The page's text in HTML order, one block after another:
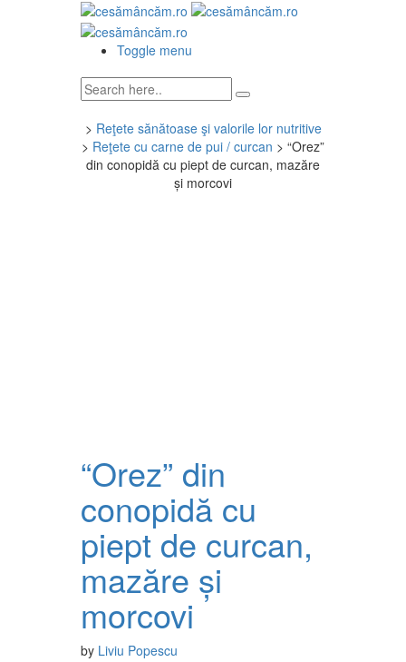
Toggle menu
> Reţete sănătoase şi valorile lor nutritive
> Reţete cu carne de pui / curcan > “Orez”
din conopidă cu piept de curcan, mazăre
și morcovi
“Orez” din
conopidă cu
piept de curcan,
mazăre și
morcovi
by Liviu Popescu